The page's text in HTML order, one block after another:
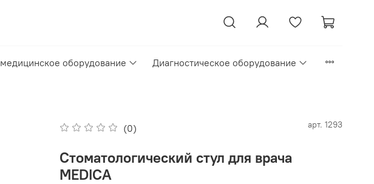
медицинское оборудование Диагностическое оборудование
(0) арт. 1293
Стоматологический стул для врача
MEDICA